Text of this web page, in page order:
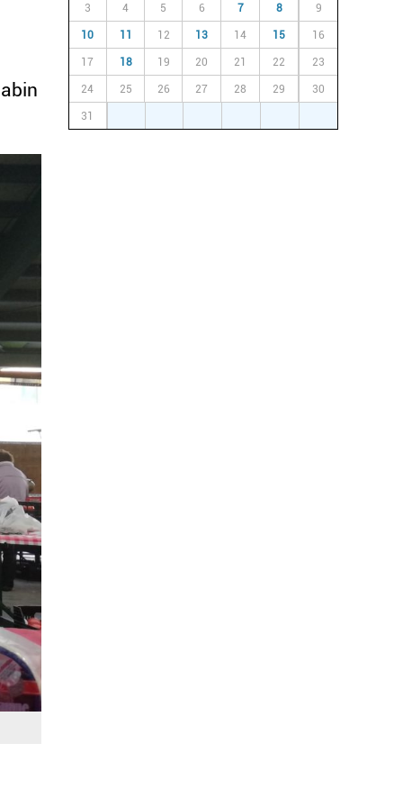
3 4 5 6 7 8 9
10 11 12 13 14 15 16
17 18 19 20 21 22 23
24 25 26 27 28 29 30
31